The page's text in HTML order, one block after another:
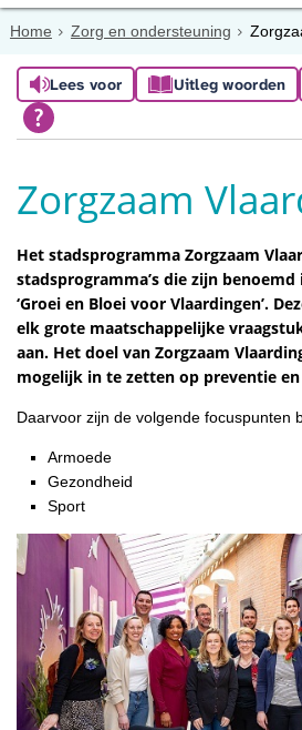
Home Zorg en ondersteuning
Lees voor Uitleg woorden
Zorgzaam
Het stadsprogramma Zorgzaam
stadsprogramma’s die zijn
‘Groei en Bloei voor Vlaardingen’.
elk grote maatschappelijke
aan. Het doel van Zorgzaam
mogelijk in te zetten op preventie
Daarvoor zijn de volgende focuspunten
Armoede
Gezondheid
Sport